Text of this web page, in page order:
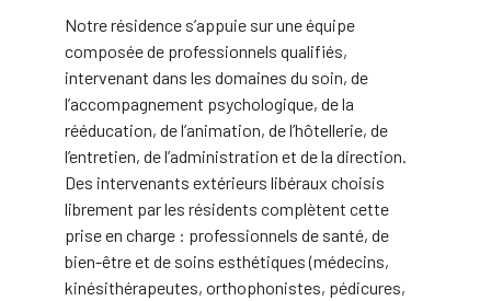
Notre résidence s’appuie sur une équipe
composée de professionnels qualifiés,
intervenant dans les domaines du soin, de
l’accompagnement psychologique, de la
rééducation, de l’animation, de l’hôtellerie, de
l’entretien, de l’administration et de la direction.
Des intervenants extérieurs libéraux choisis
librement par les résidents complètent cette
prise en charge : professionnels de santé, de
bien-être et de soins esthétiques (médecins,
kinésithérapeutes, orthophonistes, pédicures,